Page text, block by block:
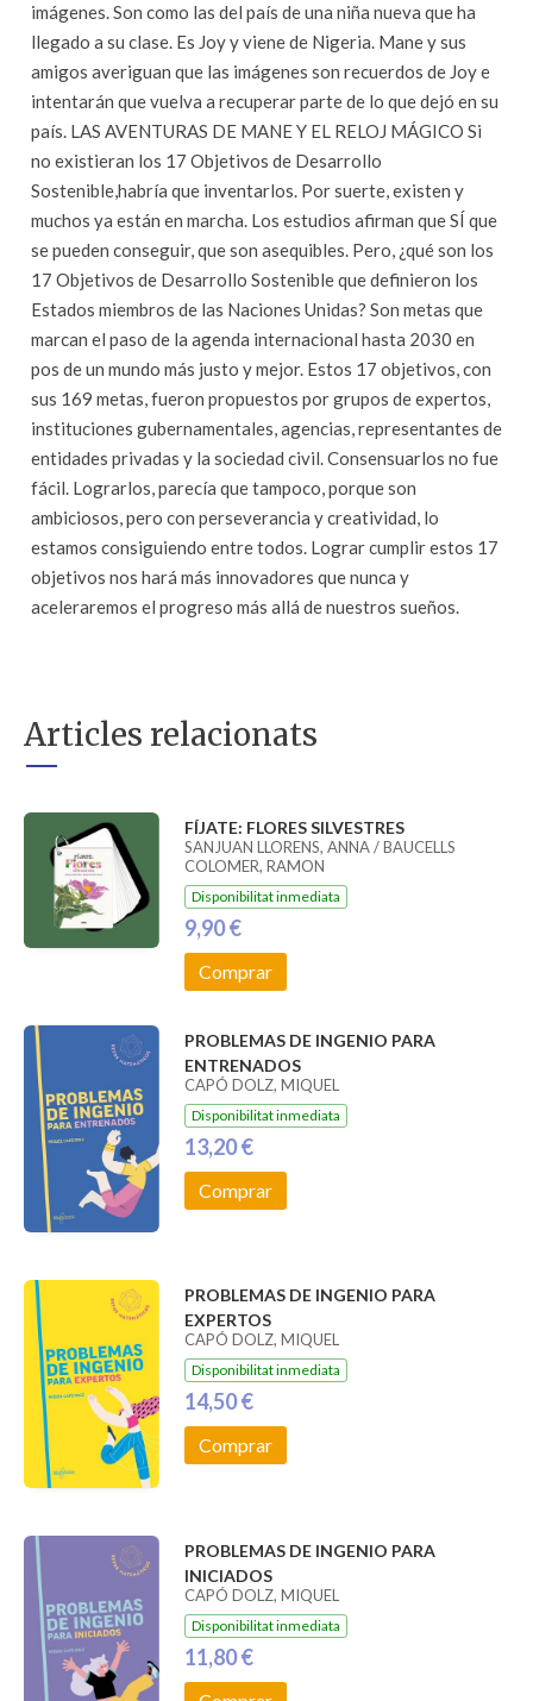
imágenes. Son como las del país de una niña nueva que ha
llegado a su clase. Es Joy y viene de Nigeria. Mane y sus
amigos averiguan que las imágenes son recuerdos de Joy e
intentarán que vuelva a recuperar parte de lo que dejó en su
país. LAS AVENTURAS DE MANE Y EL RELOJ MÁGICO Si
no existieran los 17 Objetivos de Desarrollo
Sostenible,habría que inventarlos. Por suerte, existen y
muchos ya están en marcha. Los estudios afirman que SÍ que
se pueden conseguir, que son asequibles. Pero, ¿qué son los
17 Objetivos de Desarrollo Sostenible que definieron los
Estados miembros de las Naciones Unidas? Son metas que
marcan el paso de la agenda internacional hasta 2030 en
pos de un mundo más justo y mejor. Estos 17 objetivos, con
sus 169 metas, fueron propuestos por grupos de expertos,
instituciones gubernamentales, agencias, representantes de
entidades privadas y la sociedad civil. Consensuarlos no fue
fácil. Lograrlos, parecía que tampoco, porque son
ambiciosos, pero con perseverancia y creatividad, lo
estamos consiguiendo entre todos. Lograr cumplir estos 17
objetivos nos hará más innovadores que nunca y
aceleraremos el progreso más allá de nuestros sueños.
Articles relacionats
FÍJATE: FLORES SILVESTRES
SANJUAN LLORENS, ANNA / BAUCELLS
COLOMER, RAMON
Disponibilitat inmediata
9,90 €
Comprar
PROBLEMAS DE INGENIO PARA
ENTRENADOS
CAPÓ DOLZ, MIQUEL
Disponibilitat inmediata
13,20 €
Comprar
PROBLEMAS DE INGENIO PARA
EXPERTOS
CAPÓ DOLZ, MIQUEL
Disponibilitat inmediata
14,50 €
Comprar
PROBLEMAS DE INGENIO PARA
INICIADOS
CAPÓ DOLZ, MIQUEL
Disponibilitat inmediata
11,80 €